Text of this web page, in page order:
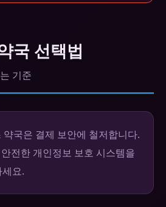
국 선택법
기준
약국은 결제 보안에 철저합니다.
전한 개인정보 보호 시스템을
요.